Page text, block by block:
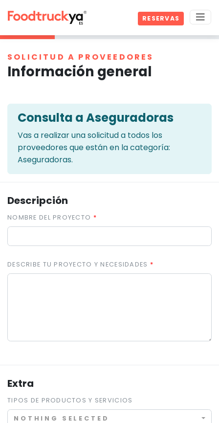
RESERVAS
SOLICITUD A PROVEEDORES
Información general
Consulta a Aseguradoras
Vas a realizar una solicitud a todos los
proveedores que están en la categoría:
Aseguradoras.
Descripción
NOMBRE DEL PROYECTO
DESCRIBE TU PROYECTO Y NECESIDADES
Extra
TIPOS DE PRODUCTOS Y SERVICIOS
NOTHING SELECTED